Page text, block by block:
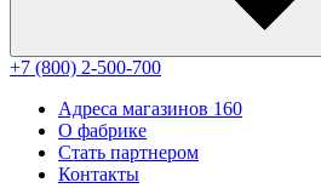
+7 (800) 2-500-700
Адреса магазинов 160
О фабрике
Стать партнером
Контакты